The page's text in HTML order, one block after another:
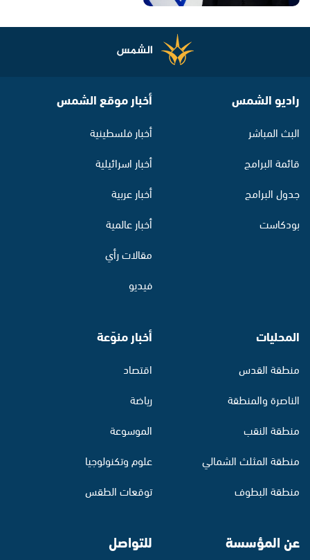
راديو الشمس
البث المباشر
قائمة البرامج
جدول البرامج
بودكاست
أخبار موقع الشمس
أخبار فلسطينية
أخبار اسرائيلية
أخبار عربية
أخبار عالمية
مقالات رأي
فيديو
المحليات
منطقة القدس
الناصرة والمنطقة
منطقة النقب
منطقة المثلث الشمالي
منطقة البطوف
أخبار منوّعة
اقتصاد
رياضة
الموسوعة
علوم وتكنولوجيا
توقعات الطقس
عن المؤسسة للتواصل